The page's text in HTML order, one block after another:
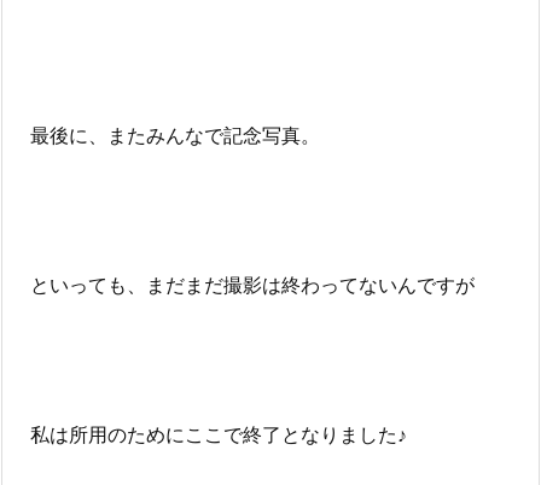
最後に、またみんなで記念写真。
といっても、まだまだ撮影は終わってないんですが
私は所用のためにここで終了となりました♪